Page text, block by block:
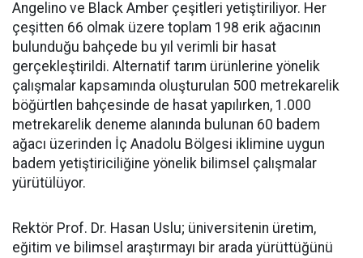
Angelino ve Black Amber çeşitleri yetiştiriliyor. Her
çeşitten 66 olmak üzere toplam 198 erik ağacının
bulunduğu bahçede bu yıl verimli bir hasat
gerçekleştirildi. Alternatif tarım ürünlerine yönelik
çalışmalar kapsamında oluşturulan 500 metrekarelik
böğürtlen bahçesinde de hasat yapılırken, 1.000
metrekarelik deneme alanında bulunan 60 badem
ağacı üzerinden İç Anadolu Bölgesi iklimine uygun
badem yetiştiriciliğine yönelik bilimsel çalışmalar
yürütülüyor.
Rektör Prof. Dr. Hasan Uslu; üniversitenin üretim,
eğitim ve bilimsel araştırmayı bir arada yürüttüğünü